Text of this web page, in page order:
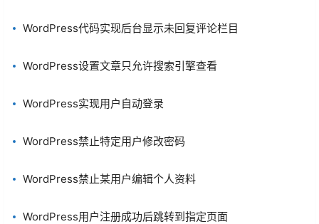
WordPress代码实现后台显示未回复评论栏目
WordPress设置文章只允许搜索引擎查看
WordPress实现用户自动登录
WordPress禁止特定用户修改密码
WordPress禁止某用户编辑个人资料
WordPress用户注册成功后跳转到指定页面